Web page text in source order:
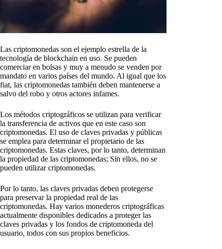
Las criptomonedas son el ejemplo estrella de la
tecnología de blockchain en uso. Se pueden
comerciar en bolsas y muy a menudo se venden por
mandato en varios países del mundo. Al igual que los
fiat, las criptomonedas también deben mantenerse a
salvo del robo y otros actores infames.
Los métodos criptográficos se utilizan para verificar
la transferencia de activos que en este caso son
criptomonedas. El uso de claves privadas y públicas
se emplea para determinar el propietario de las
criptomonedas. Estas claves, por lo tanto, determinan
la propiedad de las criptomonedas; Sin ellos, no se
pueden utilizar criptomonedas.
Por lo tanto, las claves privadas deben protegerse
para preservar la propiedad real de las
criptomonedas. Hay varios monederos criptográficas
actualmente disponibles dedicados a proteger las
claves privadas y los fondos de criptomoneda del
usuario, todos con sus propios beneficios.